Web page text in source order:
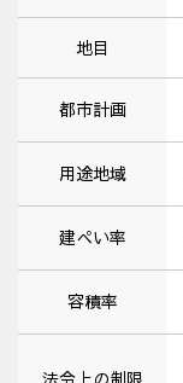
地目
都市計画
用途地域
建ぺい率
容積率